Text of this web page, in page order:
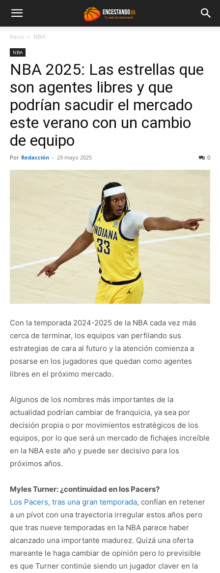
Inicio NBA
NBA
NBA 2025: Las estrellas que
son agentes libres y que
podrían sacudir el mercado
este verano con un cambio
de equipo
Por Redacción - 29 mayo 2025 0
Con la temporada 2024-2025 de la NBA cada vez más
cerca de terminar, los equipos van perfilando sus
estrategias de cara al futuro y la atención comienza a
posarse en los jugadores que quedan como agentes
libres en el próximo mercado.
Algunos de los nombres más importantes de la
actualidad podrían cambiar de franquicia, ya sea por
decisión propia o por movimientos estratégicos de los
equipos, por lo que será un mercado de fichajes increíble
en la NBA este año y puede ser decisivo para los
próximos años.
Myles Turner: ¿continuidad en los Pacers?
Los Pacers, tras una gran temporada, confían en retener
a un pívot con una trayectoria irregular estos años pero
que tras nueve temporadas en la NBA parece haber
alcanzado una importante madurez. Quizá una oferta
mareante le haga cambiar de opinión pero lo previsible
es que Turner continúe siendo un jugador claver en la